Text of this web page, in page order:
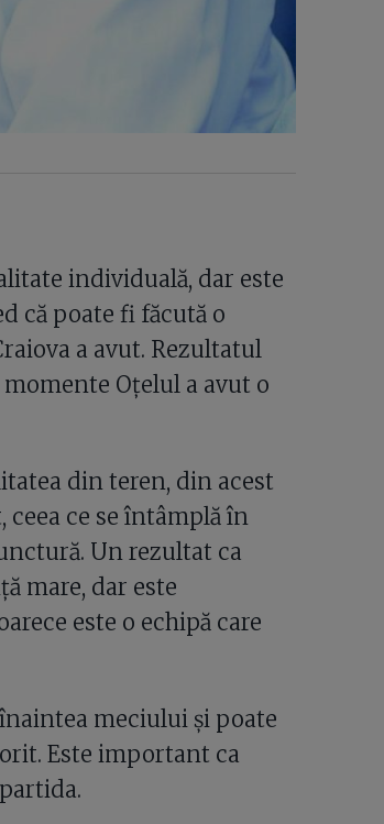
individuală, dar este
că poate fi făcută o
a avut. Rezultatul
Oțelul a avut o
din teren, din acest
ce se întâmplă în
Un rezultat ca
mare, dar este
este o echipă care
meciului și poate
Este important ca